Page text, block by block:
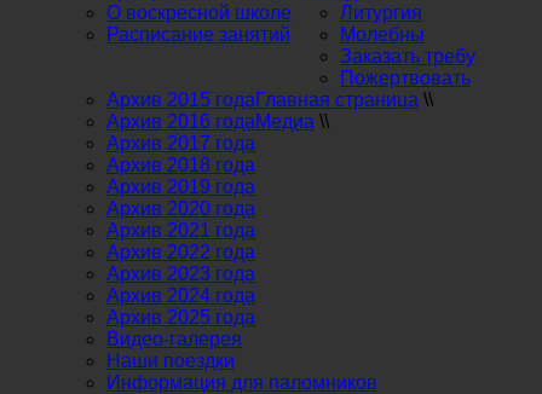
О воскресной школе
Расписание занятий
Литургия
Молебны
Заказать требу
Пожертвовать
Архив 2015 года
Архив 2016 года
Архив 2017 года
Архив 2018 года
Архив 2019 года
Архив 2020 года
Архив 2021 года
Архив 2022 года
Архив 2023 года
Архив 2024 года
Архив 2025 года
Видео-галерея
Наши поездки
Информация для паломников
Главная страница \\
Медиа \\